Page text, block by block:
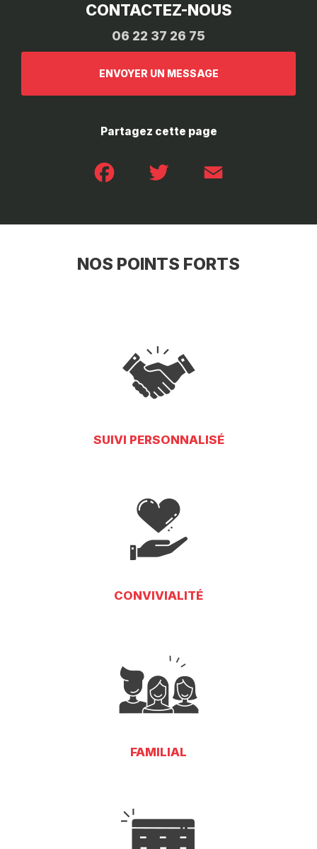
CONTACTEZ-NOUS
06 22 37 26 75
ENVOYER UN MESSAGE
Partagez cette page
NOS POINTS FORTS
SUIVI PERSONNALISÉ
CONVIVIALITÉ
FAMILIAL